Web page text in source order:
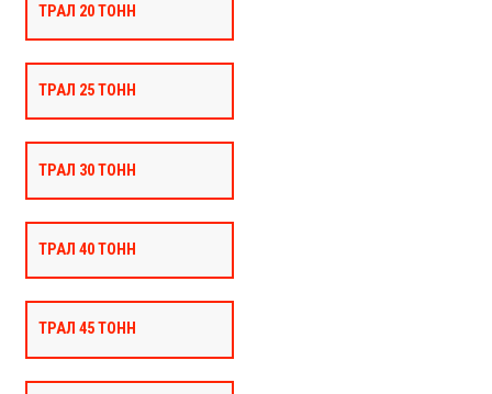
ТРАЛ 20 ТОНН
ТРАЛ 25 ТОНН
ТРАЛ 30 ТОНН
ТРАЛ 40 ТОНН
ТРАЛ 45 ТОНН